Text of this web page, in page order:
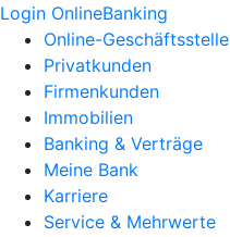
Login OnlineBanking
Online-Geschäftsstelle
Privatkunden
Firmenkunden
Immobilien
Banking & Verträge
Meine Bank
Karriere
Service & Mehrwerte